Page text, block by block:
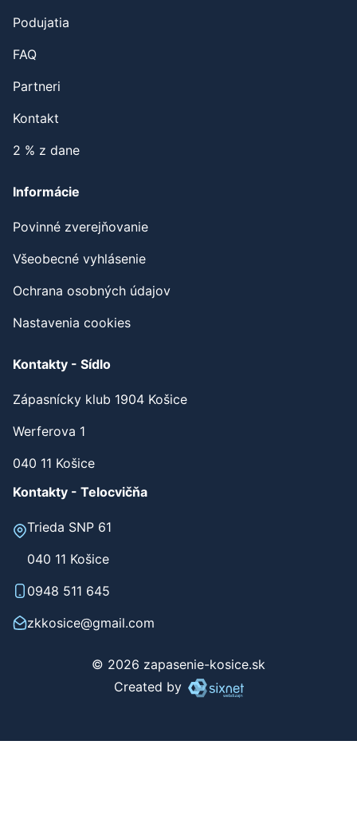
Podujatia
FAQ
Partneri
Kontakt
2 % z dane
Informácie
Povinné zverejňovanie
Všeobecné vyhlásenie
Ochrana osobných údajov
Nastavenia cookies
Kontakty - Sídlo
Zápasnícky klub 1904 Košice
Werferova 1
040 11 Košice
Kontakty - Telocvičňa
Trieda SNP 61
040 11 Košice
0948 511 645
zkkosice@gmail.com
© 2026 zapasenie-kosice.sk
Created by